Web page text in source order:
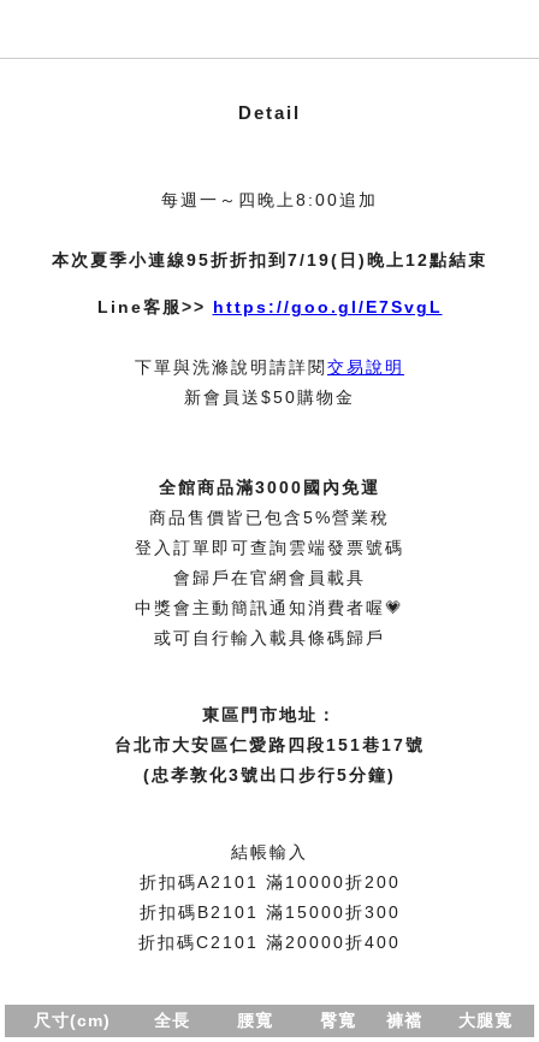
Detail
每週一～四晚上8:00追加
本次夏季小連線95折折扣到7/19(日)晚上12點結束
Line客服>> https://goo.gl/E7SvgL
下單與洗滌說明請詳閱交易說明
新會員送$50購物金
全館商品滿3000國內免運
商品售價皆已包含5%營業稅
登入訂單即可查詢雲端發票號碼
會歸戶在官網會員載具
中獎會主動簡訊通知消費者喔💗
或可自行輸入載具條碼歸戶
東區門市地址：
台北市大安區仁愛路四段151巷17號
(忠孝敦化3號出口步行5分鐘)
結帳輸入
折扣碼A2101 滿10000折200
折扣碼B2101 滿15000折300
折扣碼C2101 滿20000折400
尺寸(cm) 全長 腰寬 臀寬 褲襠
大腿寬